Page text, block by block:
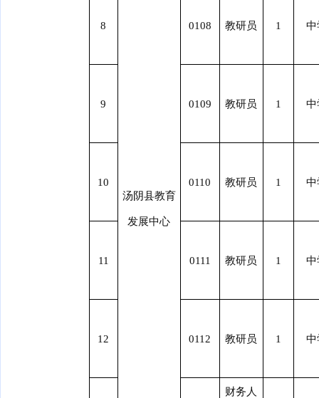
8
汤阴县教育
发展中心
0108 教研员 1 中
9 0109 教研员 1 中
10 0110 教研员 1 中
11 0111 教研员 1 中
12 0112 教研员 1 中
财务人